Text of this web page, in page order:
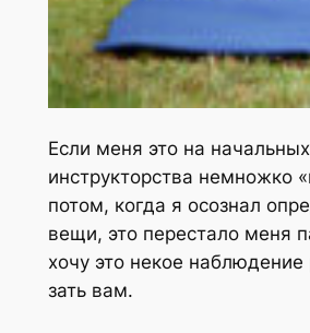
Если меня это на
инструк­тор­ства немнож­ко
потом, когда я осо­знал
вещи, это пере­ста­ло меня
хочу это некое
зать вам.